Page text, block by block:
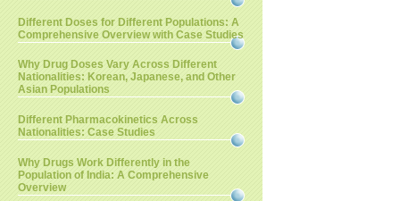
Different Doses for Different Populations: A
Comprehensive Overview with Case Studies
Why Drug Doses Vary Across Different
Nationalities: Korean, Japanese, and Other
Asian Populations
Different Pharmacokinetics Across
Nationalities: Case Studies
Why Drugs Work Differently in the
Population of India: A Comprehensive
Overview